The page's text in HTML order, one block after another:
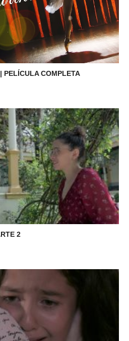
PELÍCULA COMPLETA
2